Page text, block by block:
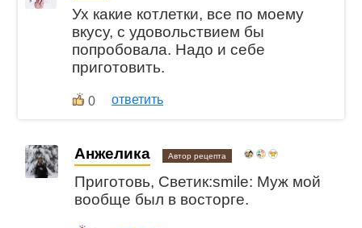
Ух какие котлетки, все по моему
вкусу, с удовольствием бы
попробовала. Надо и себе
приготовить.
0 ответить
Анжелика Автор рецепта
Приготовь, Светик:smile: Муж мой
вообще был в восторге.